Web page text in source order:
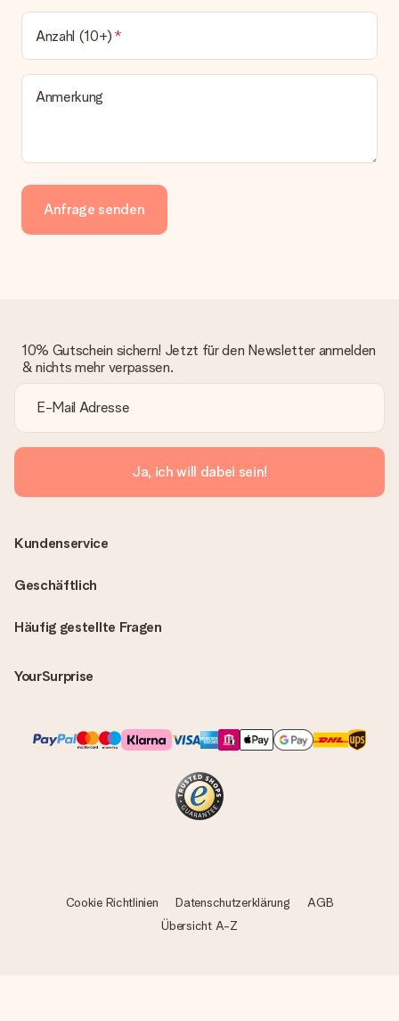
Anzahl (10+)
Anmerkung
Anfrage senden
10% Gutschein sichern! Jetzt für den Newsletter anmelden
& nichts mehr verpassen.
Ja, ich will dabei sein!
Häufig gestellte Fragen
YourSurprise
Kundenservice
Geschäftlich
Cookie Richtlinien Datenschutzerklärung
AGB
Übersicht A-Z